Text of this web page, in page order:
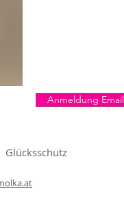
Anmeldung
Glücksschutz